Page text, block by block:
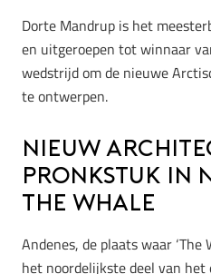
Dorte Mandrup is het
en uitgeroepen tot winnaar
wedstrijd om de nieuwe
te ontwerpen.
Nieuw
pronkstuk in
The Whale
Andenes, de plaats waar
het noordelijkste deel van het